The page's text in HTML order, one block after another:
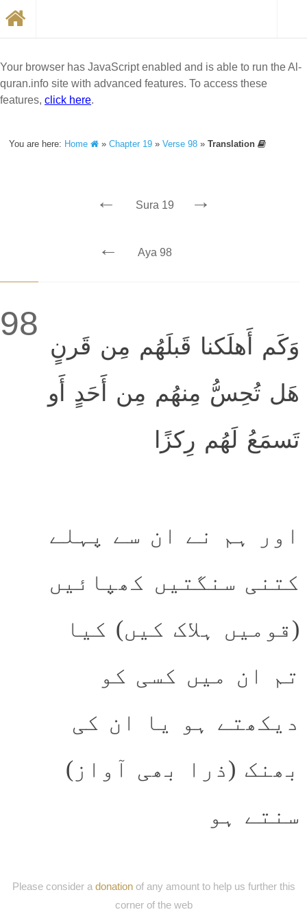
Your browser has JavaScript enabled and is able to run the Al-
quran.info site with advanced features. To access these
features, click here.
You are here: Home »Chapter 19 »Verse 98 »Translation
← Sura 19 →
← Aya 98
98
وَكَم أَهلَكنا قَبلَهُم مِن قَرنٍ
هَل تُحِسُّ مِنهُم مِن أَحَدٍ أَو
تَسمَعُ لَهُم رِكزًا
اور ہم نے ان سے پہلے
کتنی سنگتیں کھپائیں
(قومیں ہلاک کیں) کیا
تم ان میں کسی کو
دیکھتے ہو یا ان کی
بھنک (ذرا بھی آواز)
سنتے ہو
Please consider a donationof any amount to help us further this
corner of the web